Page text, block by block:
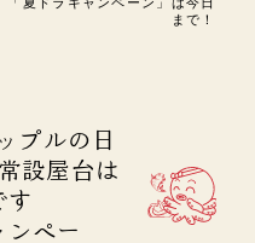
まで！
プルの日
設屋台は
す
ペー